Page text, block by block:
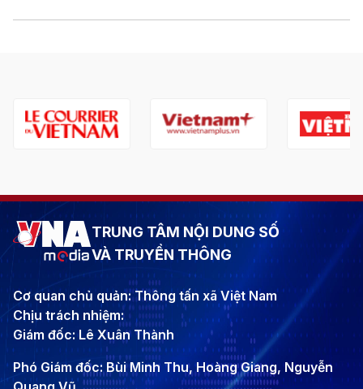
TRUNG TÂM NỘI DUNG SỐ
VÀ TRUYỀN THÔNG
Cơ quan chủ quản: Thông tấn xã Việt Nam
Chịu trách nhiệm:
Giám đốc: Lê Xuân Thành
Phó Giám đốc: Bùi Minh Thu, Hoàng Giang, Nguyễn